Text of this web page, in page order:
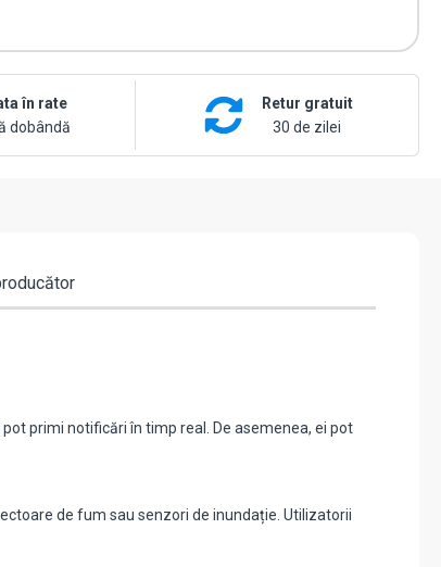
în rate
dobândă
Retur gratuit
30 de zilei
primi notificări în timp real. De asemenea, ei pot
de fum sau senzori de inundație. Utilizatorii